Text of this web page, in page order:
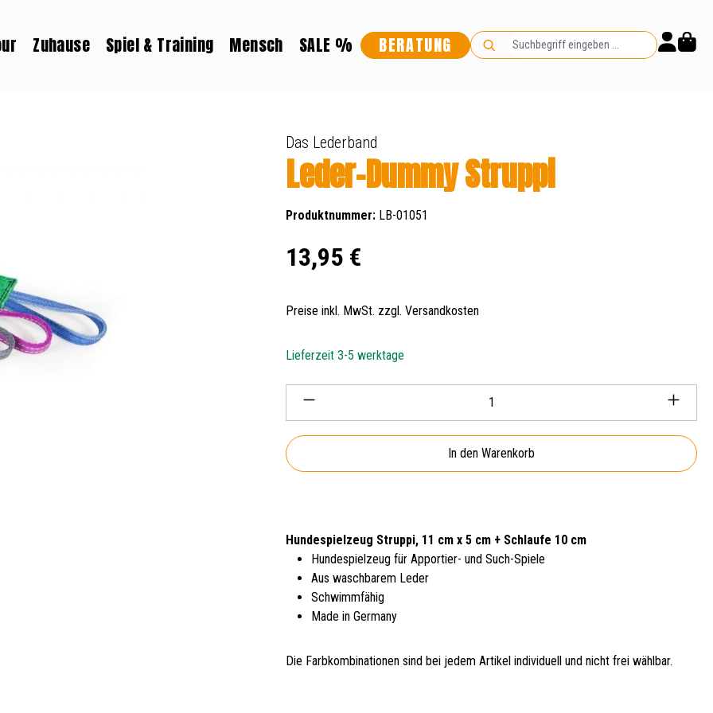
Zuhause Spiel & Training Mensch SALE % BERATUNG
Das Lederband
Leder-Dummy Struppi
Produktnummer: LB-01051
Regulärer Preis:
13,95 €
Preise inkl. MwSt. zzgl. Versandkosten
Lieferzeit 3-5 werktage
Produkt Anzahl: Gib den gewünschten Wert ein oder
In den Warenkorb
Hundespielzeug Struppi, 11 cm x 5 cm + Schlaufe 10 cm
Hundespielzeug für Apportier- und Such-Spiele
Aus waschbarem Leder
Schwimmfähig
Made in Germany
Die Farbkombinationen sind bei jedem Artikel individuell und nicht frei wählbar.